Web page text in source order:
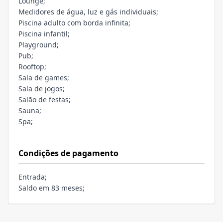
Medidores de água, luz e gás individuais;
Piscina adulto com borda infinita;
Piscina infantil;
Playground;
Pub;
Rooftop;
Sala de games;
Sala de jogos;
Salão de festas;
Sauna;
Spa;
Condições de pagamento
Entrada;
Saldo em 83 meses;